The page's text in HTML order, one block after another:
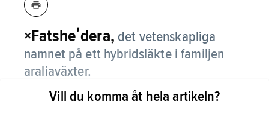
×Fatsheʹdera, det vetenskapliga
namnet på ett hybridsläkte i familjen
araliaväxter.
Hit förs hybriden murgrönsaralia.
Vill du komma åt hela artikeln?